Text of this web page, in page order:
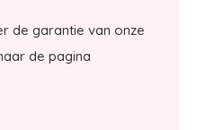
de garantie van onze
de pagina